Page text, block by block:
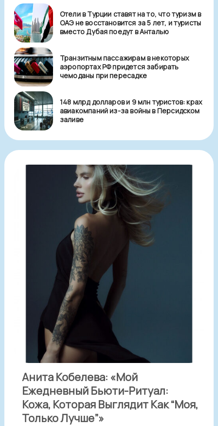
Отели в Турции ставят на то, что туризм в
ОАЭ не восстановится за 5 лет, и туристы
вместо Дубая поедут в Анталью
Транзитным пассажирам в некоторых
аэропортах РФ придется забирать
чемоданы при пересадке
148 млрд долларов и 9 млн туристов: крах
авиакомпаний из-за войны в Персидском
заливе
Анита Кобелева: «Мой
Ежедневный Бьюти-Ритуал:
Кожа, Которая Выглядит Как “моя,
Только Лучше”»